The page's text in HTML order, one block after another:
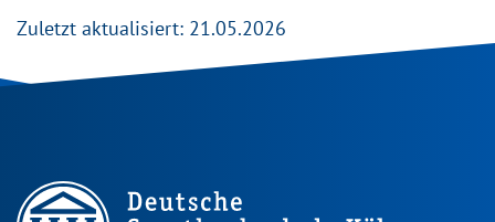
Zuletzt aktualisiert: 21.05.2026